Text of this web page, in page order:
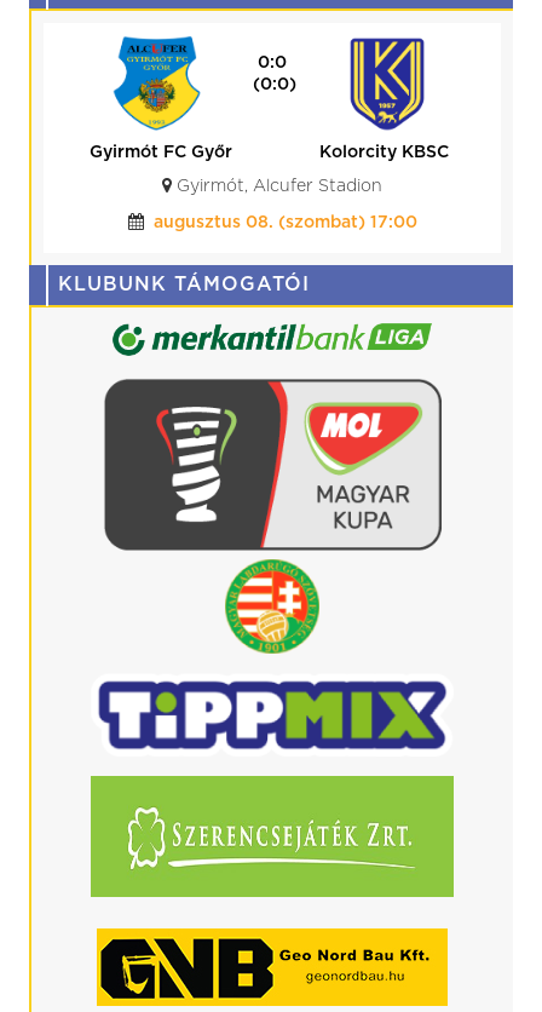
0:0
(0:0)
Gyirmót FC Győr
Kolorcity KBSC
Gyirmót, Alcufer Stadion
augusztus 08. (szombat) 17:00
KLUBUNK TÁMOGATÓI